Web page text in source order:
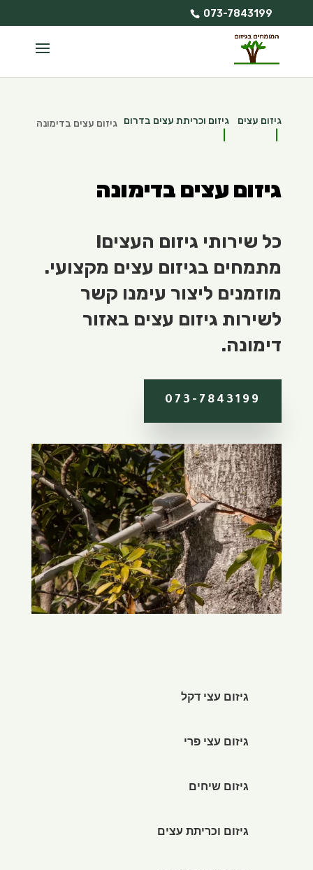
073-7843199
גיזום עצים גיזום וכריתת עצים בדרום גיזום עצים בדימונה
גיזום עצים בדימונה
כל שירותי גיזום העצים!
מתמחים בגיזום עצים מקצועי.
מוזמנים ליצור עימנו קשר
לשירות גיזום עצים באזור
דימונה.
073-7843199
גיזום עצי דקל
גיזום עצי פרי
גיזום שיחים
גיזום וכריתת עצים